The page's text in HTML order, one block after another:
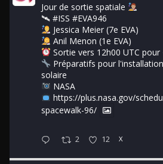
Jour de sortie spatiale
🛰 #ISS #EVA946
Jessica Meier (7e EVA)
Anil Menon (1e EVA)
Sortie vers 12h00 UTC pour
Préparatifs pour
solaire
NASA
https://plus.nasa.gov/
spacewalk-96/
2 12 X